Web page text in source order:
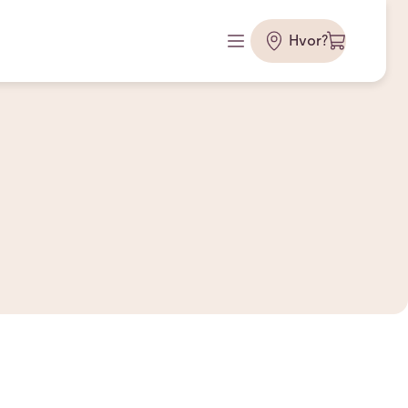
Hvor?